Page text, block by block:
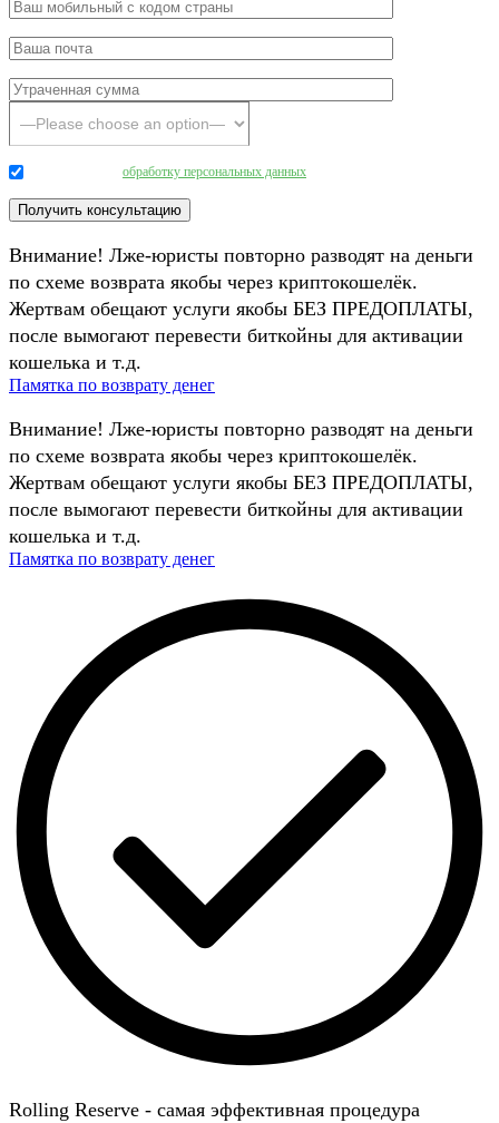
обработку персональных данных
Внимание! Лже-юристы повторно разводят на деньги
по схеме возврата якобы через криптокошелёк.
Жертвам обещают услуги якобы БЕЗ ПРЕДОПЛАТЫ,
после вымогают перевести биткойны для активации
кошелька и т.д.
Памятка по возврату денег
Внимание! Лже-юристы повторно разводят на деньги
по схеме возврата якобы через криптокошелёк.
Жертвам обещают услуги якобы БЕЗ ПРЕДОПЛАТЫ,
после вымогают перевести биткойны для активации
кошелька и т.д.
Памятка по возврату денег
Rolling Reserve - самая эффективная процедура